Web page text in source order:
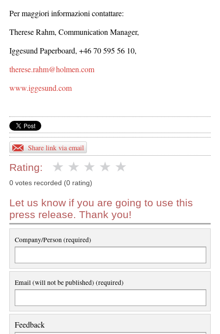
Per maggiori informazioni contattare:
Therese Rahm, Communication Manager,
Iggesund Paperboard, +46 70 595 56 10,
therese.rahm@holmen.com
www.iggesund.com
Share link via email
Rating:
0 votes recorded (0 rating)
Let us know if you are going to use this
press release. Thank you!
Company/Person (required)
Email (will not be published) (required)
Feedback